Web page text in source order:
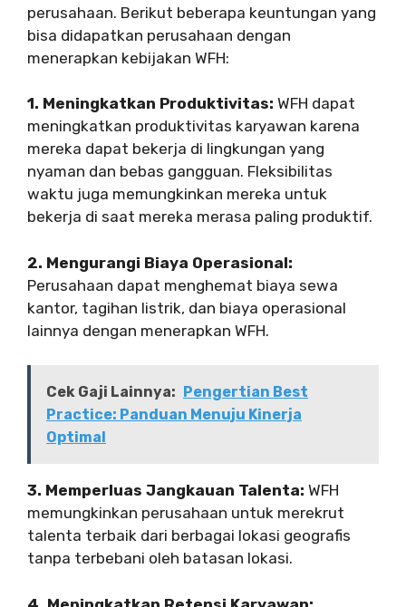
perusahaan. Berikut beberapa keuntungan yang
bisa didapatkan perusahaan dengan
menerapkan kebijakan WFH:
1. Meningkatkan Produktivitas: WFH dapat
meningkatkan produktivitas karyawan karena
mereka dapat bekerja di lingkungan yang
nyaman dan bebas gangguan. Fleksibilitas
waktu juga memungkinkan mereka untuk
bekerja di saat mereka merasa paling produktif.
2. Mengurangi Biaya Operasional:
Perusahaan dapat menghemat biaya sewa
kantor, tagihan listrik, dan biaya operasional
lainnya dengan menerapkan WFH.
Cek Gaji Lainnya:
Pengertian Best
Practice: Panduan Menuju Kinerja
Optimal
3. Memperluas Jangkauan Talenta: WFH
memungkinkan perusahaan untuk merekrut
talenta terbaik dari berbagai lokasi geografis
tanpa terbebani oleh batasan lokasi.